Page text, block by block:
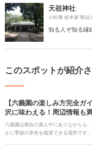
天祖神社
小松庵 総本家 駒込
知る人ぞ知る縁
このスポットが紹介
【六義園の楽しみ方完全ガ
沢に味わえる！周辺情報も
六義園は都会の真ん中にありながらも
かに季節の景色を鑑賞できる場所です